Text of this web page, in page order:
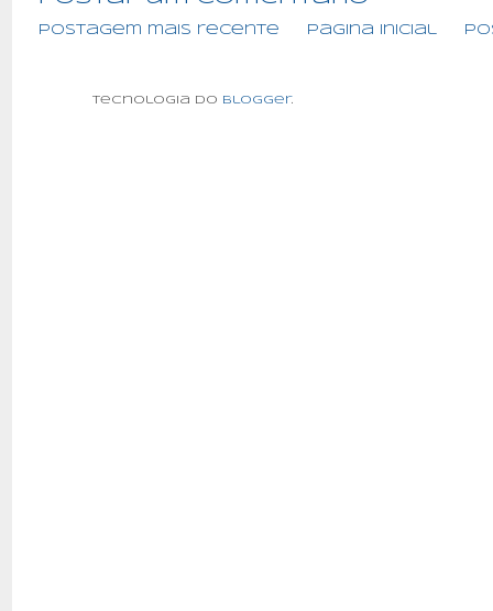
Postagem mais recente Página inicial
Tecnologia do Blogger.